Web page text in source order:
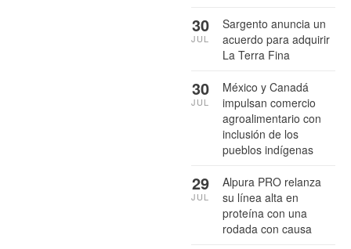
Sargento anuncia un
acuerdo para adquirir
La Terra Fina
30
JUL
México y Canadá
impulsan comercio
agroalimentario con
inclusión de los
pueblos indígenas
30
JUL
Alpura PRO relanza
su línea alta en
proteína con una
rodada con causa
29
JUL